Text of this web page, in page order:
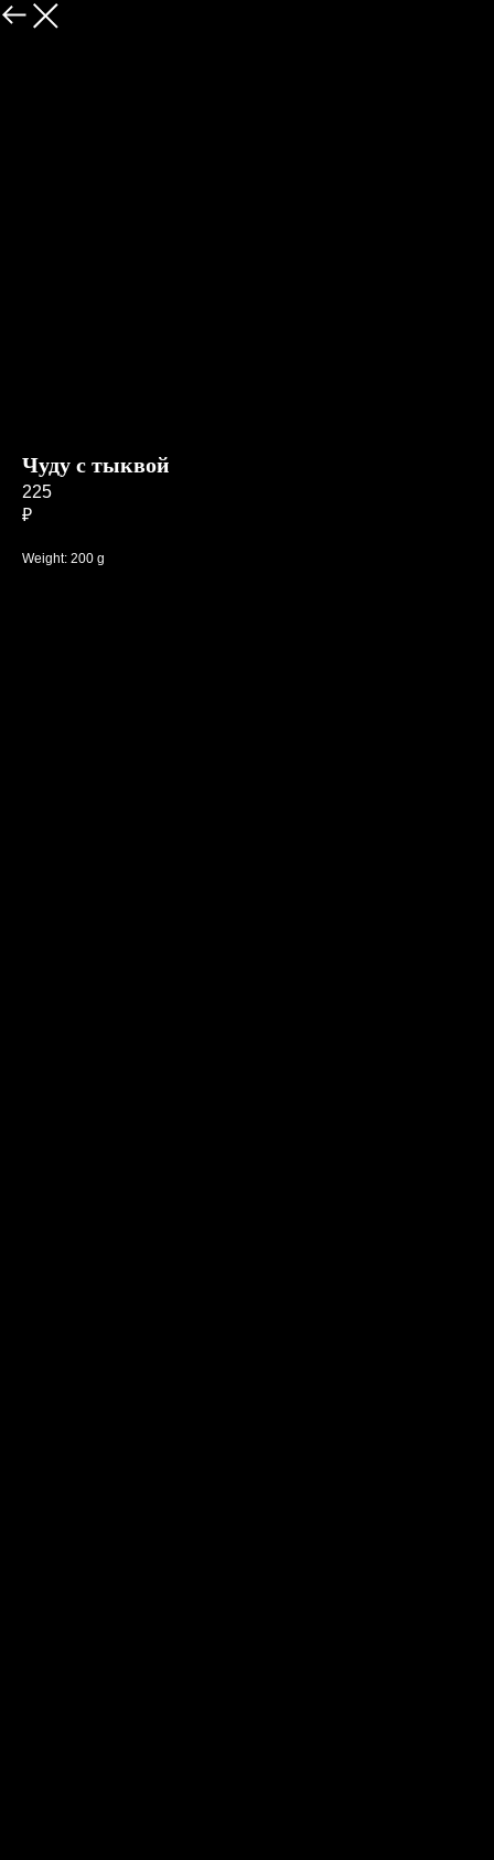
Меню
Чуду с тыквой
225
₽
Weight: 200 g